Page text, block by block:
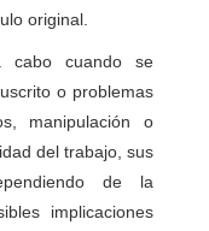
original.
cabo cuando se
o problemas
manipulación o
del trabajo, sus
de la
implicaciones